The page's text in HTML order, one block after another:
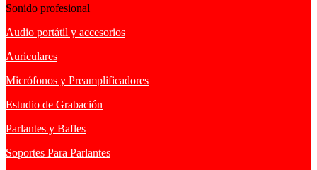
Sonido profesional
Audio portátil y accesorios
Auriculares
Micrófonos y Preamplificadores
Estudio de Grabación
Parlantes y Bafles
Soportes Para Parlantes